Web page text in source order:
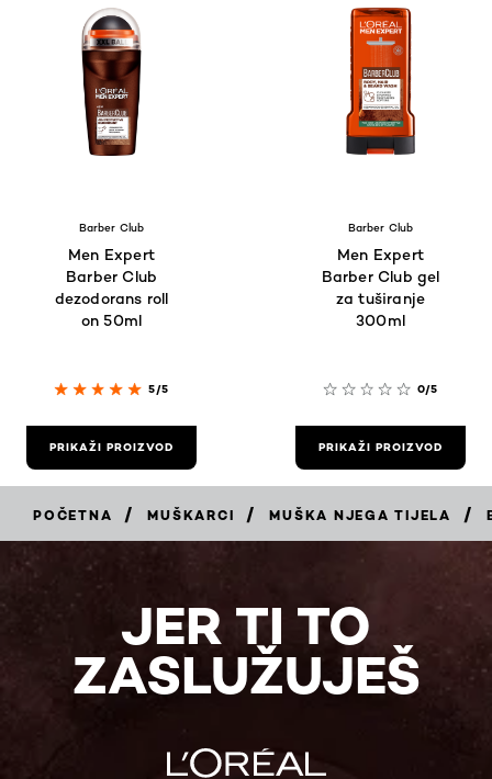
Barber Club
Men Expert
Barber Club
dezodorans roll
on 50ml
5/5
PRIKAŽI PROIZVOD
Barber Club
Men Expert
Barber Club gel
za tuširanje
300ml
0/5
PRIKAŽI PROIZVOD
POČETNA / MUŠKARCI / MUŠKA NJEGA TIJELA /
JER TI TO
ZASLUŽUJEŠ